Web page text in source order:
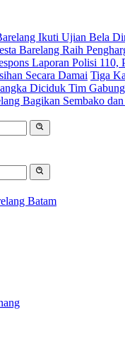
Ikuti Ujian Bela
Barelang Raih
Laporan Polisi 110,
Secara Damai Tiga
Diciduk Tim
Bagikan Sembako